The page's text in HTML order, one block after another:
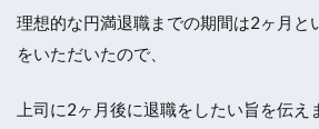
理想的な円満退職までの期間は2ヶ月と
をいただいたので、
上司に2ヶ月後に退職をしたい旨を伝え